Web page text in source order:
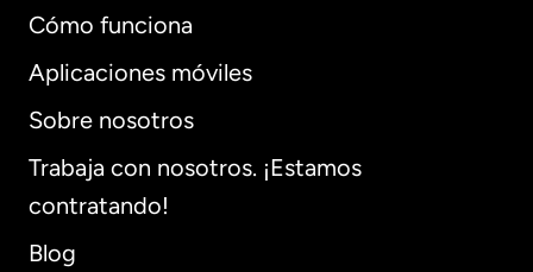
Cómo funciona
Aplicaciones móviles
Sobre nosotros
Trabaja con nosotros. ¡Estamos
contratando!
Blog